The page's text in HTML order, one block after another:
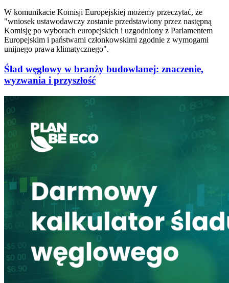
W komunikacie Komisji Europejskiej możemy przeczytać, że
"wniosek ustawodawczy zostanie przedstawiony przez następną
Komisję po wyborach europejskich i uzgodniony z Parlamentem
Europejskim i państwami członkowskimi zgodnie z wymogami
unijnego prawa klimatycznego".
Ślad węglowy w branży budowlanej: znaczenie,
wyzwania i przyszłość